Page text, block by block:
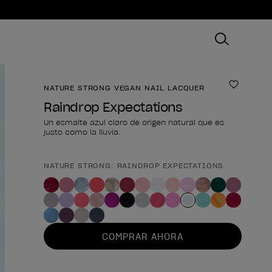
NATURE STRONG VEGAN NAIL LACQUER Añadir
Raindrop Expectations
Un esmalte azul claro de origen natural que es
justo como la lluvia.
Forma del producto
NATURE STRONG: RAINDROP EXPECTATIONS
COMPRAR AHORA